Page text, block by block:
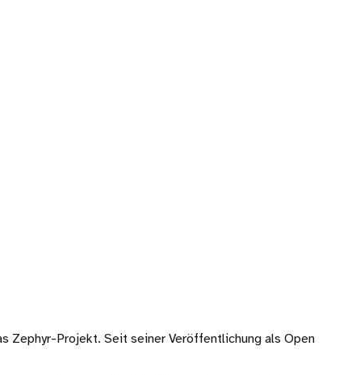
Zephyr-Projekt. Seit seiner Veröffentlichung als Open